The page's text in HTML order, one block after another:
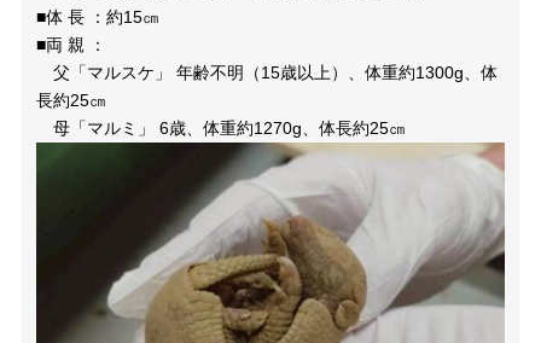
■体 長 ：約15㎝
■両 親 ：
父「マルスケ」 年齢不明（15歳以上）、体重約1300g 、体
長約25㎝
母「マルミ」
6歳、体重約1270g 、体長約25㎝